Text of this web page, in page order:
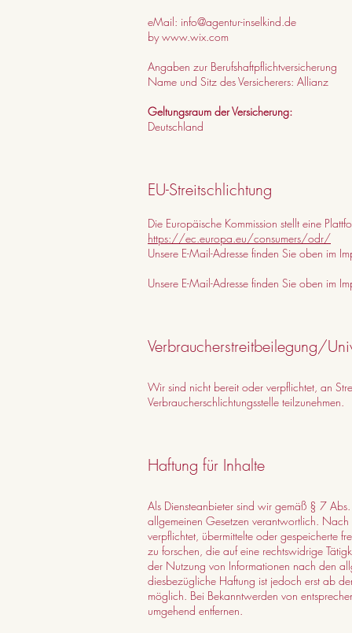
eMail: info@agentur-inselkind.de
bywww.wix.com
Angaben zur Berufshaftpflichtversicherung
Name und Sitz des Versicherers: Allianz
Geltungsraum der Versicherung:
Deutschland
EU-Streitschlichtung
Die Europäische Kommission stellt eine
https://ec.europa.eu/consumers/odr/
Unsere E-Mail-Adresse finden Sie oben im
Unsere E-Mail-Adresse finden Sie oben im
Verbraucherstreitbeilegung/
Wir sind nicht bereit oder verpflichtet, an
Verbraucherschlichtungsstelle teilzunehmen.
Haftung für Inhalte
Als Diensteanbieter sind wir gemäß § 7
allgemeinen Gesetzen verantwortlich.
verpflichtet, übermittelte oder gespeicherte
zu forschen, die auf eine rechtswidrige
der Nutzung von Informationen nach den
diesbezügliche Haftung ist jedoch erst ab
möglich. Bei Bekanntwerden von
umgehend entfernen.